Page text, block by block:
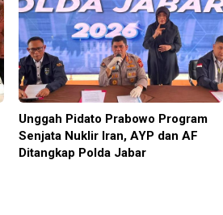
Unggah Pidato Prabowo Program
Senjata Nuklir Iran, AYP dan AF
Ditangkap Polda Jabar